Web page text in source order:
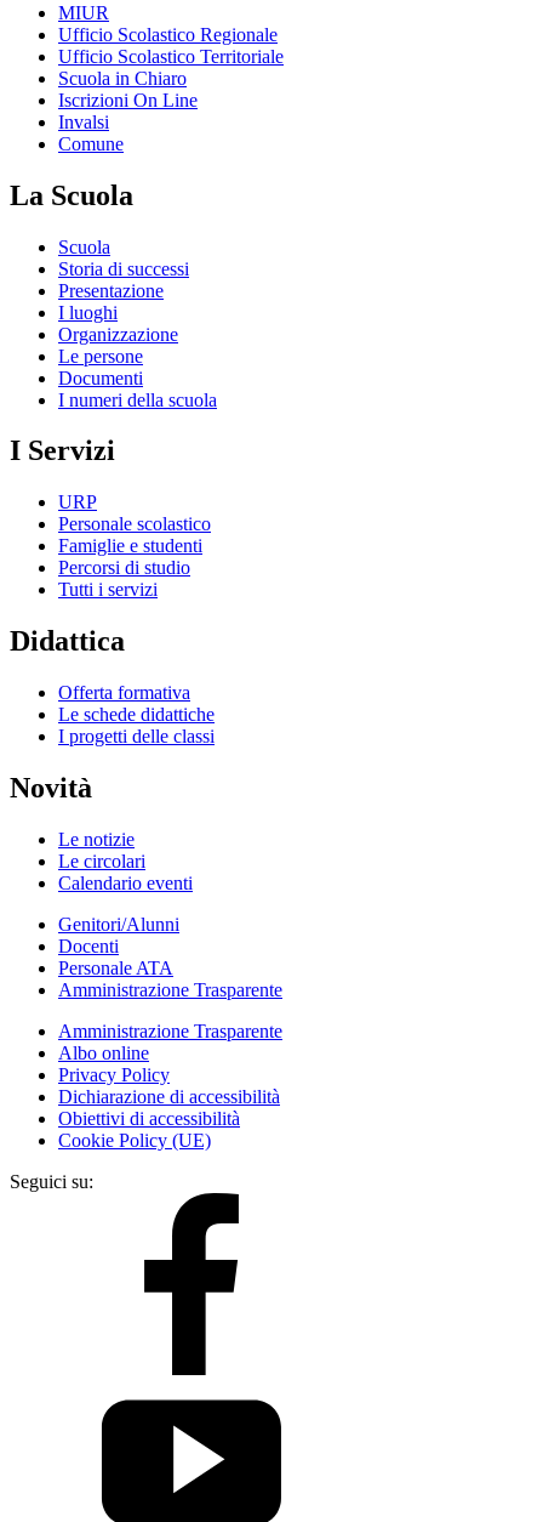
MIUR
Ufficio Scolastico Regionale
Ufficio Scolastico Territoriale
Scuola in Chiaro
Iscrizioni On Line
Invalsi
Comune
La Scuola
Scuola
Storia di successi
Presentazione
I luoghi
Organizzazione
Le persone
Documenti
I numeri della scuola
I Servizi
URP
Personale scolastico
Famiglie e studenti
Percorsi di studio
Tutti i servizi
Didattica
Offerta formativa
Le schede didattiche
I progetti delle classi
Novità
Le notizie
Le circolari
Calendario eventi
Genitori/Alunni
Docenti
Personale ATA
Amministrazione Trasparente
Amministrazione Trasparente
Albo online
Privacy Policy
Dichiarazione di accessibilità
Obiettivi di accessibilità
Cookie Policy (UE)
Seguici su: